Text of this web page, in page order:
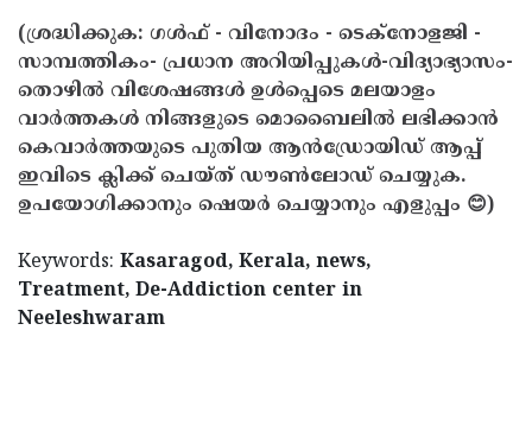
(ശ്രദ്ധിക്കുക: ഗൾഫ് - വിനോദം - ടെക്നോളജി -
സാമ്പത്തികം- പ്രധാന അറിയിപ്പുകൾ-വിദ്യാഭ്യാസം-
തൊഴിൽ വിശേഷങ്ങൾ ഉൾപ്പെടെ മലയാളം
വാർത്തകൾ നിങ്ങളുടെ മൊബൈലിൽ ലഭിക്കാൻ
കെവാർത്തയുടെ പുതിയ ആൻഡ്രോയിഡ് ആപ്പ്
ഇവിടെ ക്ലിക്ക് ചെയ്ത് ഡൗൺലോഡ് ചെയ്യുക.
ഉപയോഗിക്കാനും ഷെയർ ചെയ്യാനും എളുപ്പം 😊)
Keywords: Kasaragod, Kerala, news,
Treatment, De-Addiction center in
Neeleshwaram